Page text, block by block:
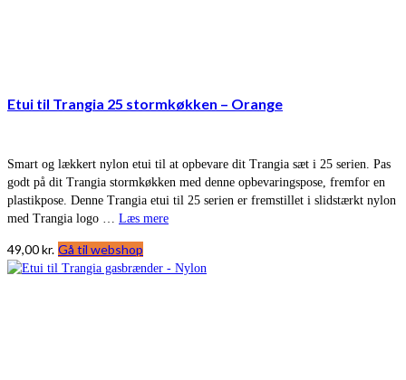
Etui til Trangia 25 stormkøkken – Orange
Smart og lækkert nylon etui til at opbevare dit Trangia sæt i 25 serien. Pas
godt på dit Trangia stormkøkken med denne opbevaringspose, fremfor en
plastikpose. Denne Trangia etui til 25 serien er fremstillet i slidstærkt nylon
med Trangia logo … Læs mere
49,00kr. Gå til webshop